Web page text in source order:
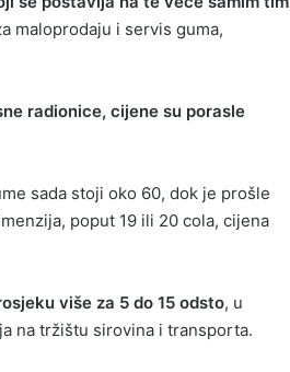
maloprodaju i servis guma,
radionice, cijene su porasle
sada stoji oko 60, dok je prošle
poput 19 ili 20 cola, cijena
više za 5 do 15 odsto, u
na tržištu sirovina i transporta.